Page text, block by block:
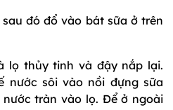
đó đổ vào bát sữa ở trên
lọ thủy tinh và đậy nắp lại.
nước sôi vào nồi đựng sữa
tràn vào lọ. Để ở ngoài